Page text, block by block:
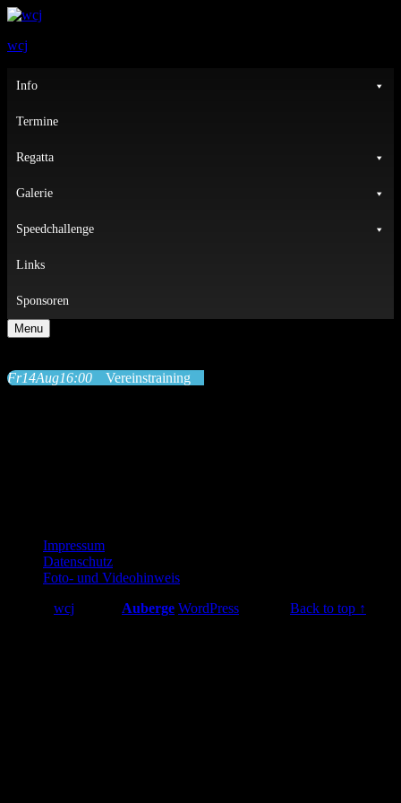
wcj
Primary
Info
Termine
Regatta
Galerie
Speedchallenge
Links
Sponsoren
Menu
Fr14Aug16:00 Vereinstraining
Footer
sidebar
Impressum
Datenschutz
Foto- und Videohinweis
wcj Auberge WordPress Back to top ↑